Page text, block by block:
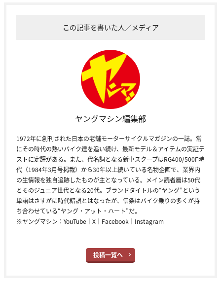
この記事を書いた人／メディア
ヤングマシン編集部
1972年に創刊された日本の老舗モーターサイクルマガジンの一誌。常
にその時代の熱いバイク達を追い続け、最新モデル＆アイテムの実証テ
ストに定評がある。また、代名詞となる新車スクープはRG400/500Γ時
代（1984年3月号掲載）から30年以上続いている名物企画で、業界内
の生情報を独自追跡したものが主となっている。メイン読者層は50代
とそのジュニア世代となる20代。ブランドタイトルの“ヤング”という
単語はさすがに時代錯誤とはなったが、信条はバイク乗りの多くが持
ち合わせている“ヤング・アット・ハート”だ。
※ヤングマシン： YouTube ｜ X ｜ Facebook ｜ Instagram
投稿一覧へ